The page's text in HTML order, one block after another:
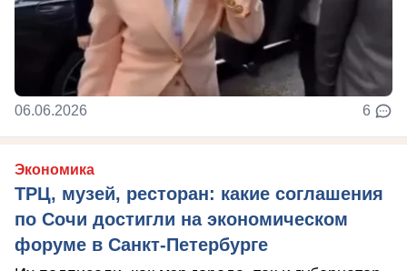
06.06.2026 6
Экономика
ТРЦ, музей, ресторан: какие соглашения
по Сочи достигли на экономическом
форуме в Санкт-Петербурге